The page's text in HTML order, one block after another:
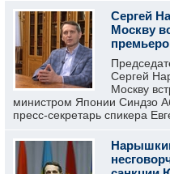
Сергей
Москву
Сергей
Москву
министром Японии Синдзо
пресс-секретарь спикера